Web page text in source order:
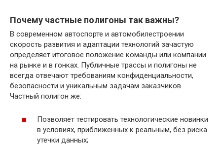
Почему частные полигоны так важны?
В современном автоспорте и автомобилестроении
скорость развития и адаптации технологий зачастую
определяет итоговое положение команды или компании
на рынке и в гонках. Публичные трассы и полигоны не
всегда отвечают требованиям конфиденциальности,
безопасности и уникальным задачам заказчиков.
Частный полигон же:
Позволяет тестировать технологические новинки
в условиях, приближенных к реальным, без риска
утечки данных;